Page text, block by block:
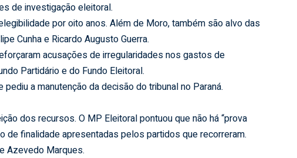
de investigação eleitoral.
por oito anos. Além de Moro, também são alvo das
Cunha e Ricardo Augusto Guerra.
acusações de irregularidades nos gastos de
Partidário e do Fundo Eleitoral.
a manutenção da decisão do tribunal no Paraná.
dos recursos. O MP Eleitoral pontuou que não há “prova
de finalidade apresentadas pelos partidos que recorreram.
Azevedo Marques.